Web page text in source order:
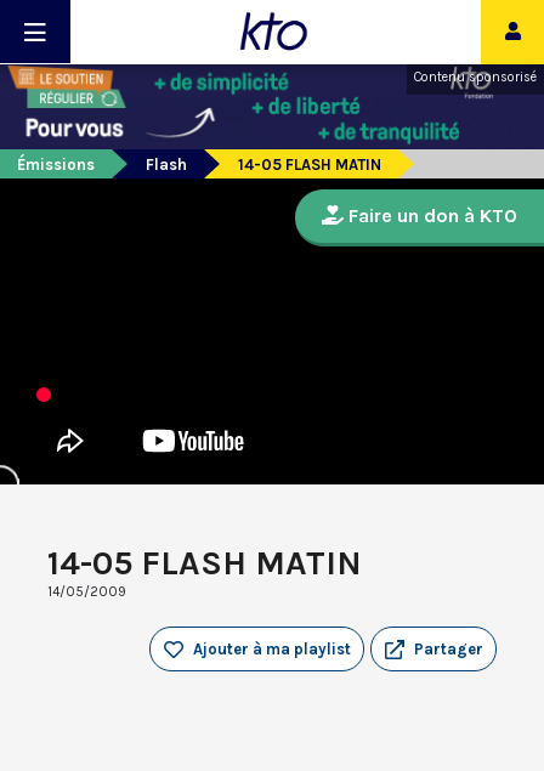
Contenu sponsorisé
Émissions Flash 14-05 FLASH MATIN
14-05 FLASH MATIN
14/05/2009
Partager
Ajouter à ma playlist
Faire un don à KTO